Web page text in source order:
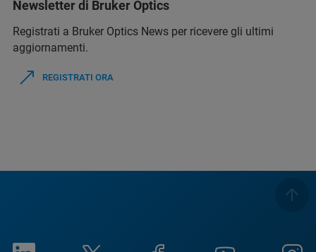
Newsletter di Bruker Optics
Registrati a Bruker Optics News per ricevere gli ultimi
aggiornamenti.
REGISTRATI ORA